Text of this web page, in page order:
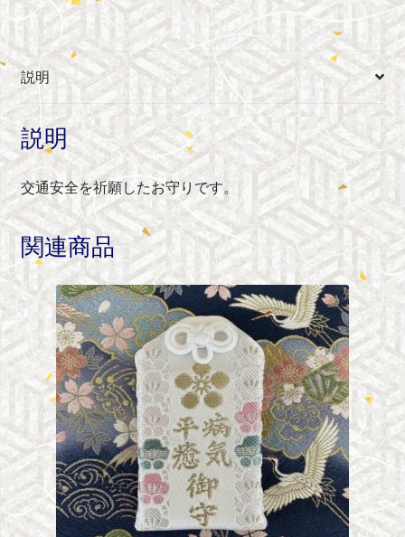
個
説明
説明
交通安全を祈願したお守りです。
関連商品